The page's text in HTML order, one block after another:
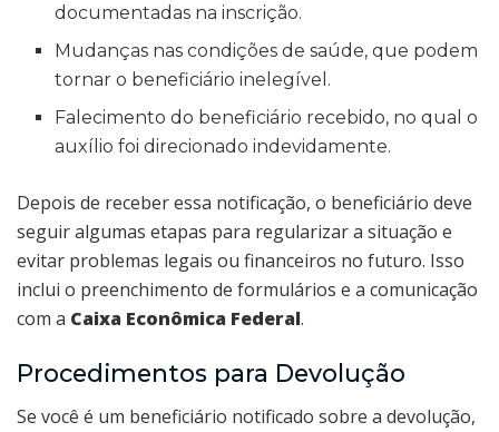
documentadas na inscrição.
Mudanças nas condições de saúde, que podem
tornar o beneficiário inelegível.
Falecimento do beneficiário recebido, no qual o
auxílio foi direcionado indevidamente.
Depois de receber essa notificação, o beneficiário deve
seguir algumas etapas para regularizar a situação e
evitar problemas legais ou financeiros no futuro. Isso
inclui o preenchimento de formulários e a comunicação
com a Caixa Econômica Federal.
Procedimentos para Devolução
Se você é um beneficiário notificado sobre a devolução,